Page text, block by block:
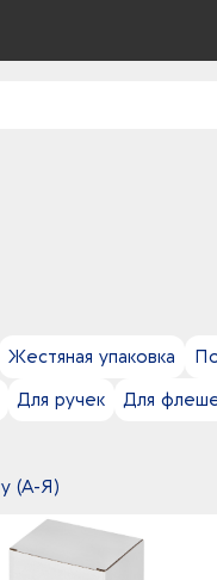
Жестяная упаковка
Для ручек Для
(А-Я)